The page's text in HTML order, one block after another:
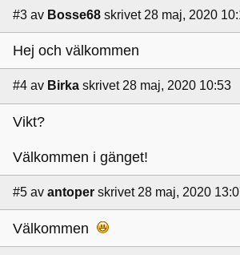
#3 av Bosse68 skrivet 28 maj, 2020
Hej och välkommen
#4 av Birka skrivet 28 maj, 2020 10:53
Vikt?
Välkommen i gänget!
#5 av antoper skrivet 28 maj, 2020
Välkommen